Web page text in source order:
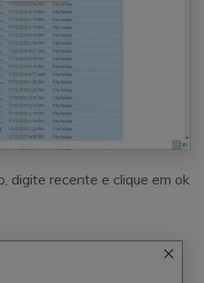
digite recente e clique em ok